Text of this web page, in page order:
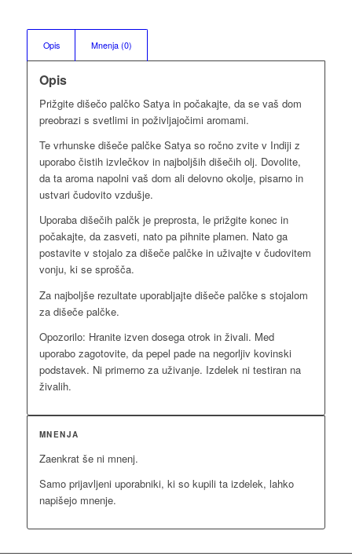
Opis Mnenja (0)
Opis
Prižgite dišečo palčko Satya in počakajte, da se vaš dom
preobrazi s svetlimi in poživljajočimi aromami.
Te vrhunske dišeče palčke Satya so ročno zvite v Indiji z
uporabo čistih izvlečkov in najboljših dišečih olj. Dovolite,
da ta aroma napolni vaš dom ali delovno okolje, pisarno in
ustvari čudovito vzdušje.
Uporaba dišečih palčk je preprosta, le prižgite konec in
počakajte, da zasveti, nato pa pihnite plamen. Nato ga
postavite v stojalo za dišeče palčke in uživajte v čudovitem
vonju, ki se sprošča.
Za najboljše rezultate uporabljajte dišeče palčke s stojalom
za dišeče palčke.
Opozorilo: Hranite izven dosega otrok in živali. Med
uporabo zagotovite, da pepel pade na negorljiv kovinski
podstavek. Ni primerno za uživanje. Izdelek ni testiran na
živalih.
MNENJA
Zaenkrat še ni mnenj.
Samo prijavljeni uporabniki, ki so kupili ta izdelek, lahko
napišejo mnenje.